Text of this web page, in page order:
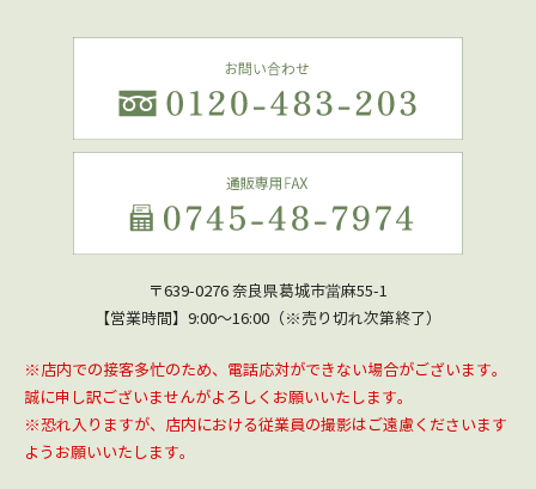
〒639-0276 奈良県葛城市當麻55-1
【営業時間】9:00～16:00（※売り切れ次第終了）
※店内での接客多忙のため、電話応対ができない場合がございます。
誠に申し訳ございませんがよろしくお願いいたします。
※恐れ入りますが、店内における従業員の撮影はご遠慮くださいます
ようお願いいたします。